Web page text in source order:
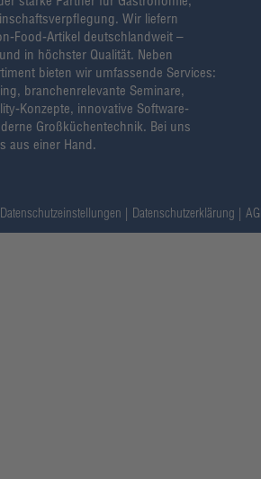
Wir liefern
Food-Artikel deutschlandweit –
in höchster Qualität. Neben
bieten wir umfassende Services:
branchenrelevante Seminare,
Konzepte, innovative Software-
Großküchentechnik. Bei uns
aus einer Hand.
Datenschutzeinstellungen Datenschutzerklärung